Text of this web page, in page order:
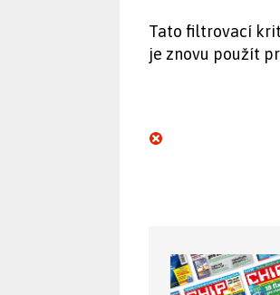
Tato filtrovací
je znovu použít